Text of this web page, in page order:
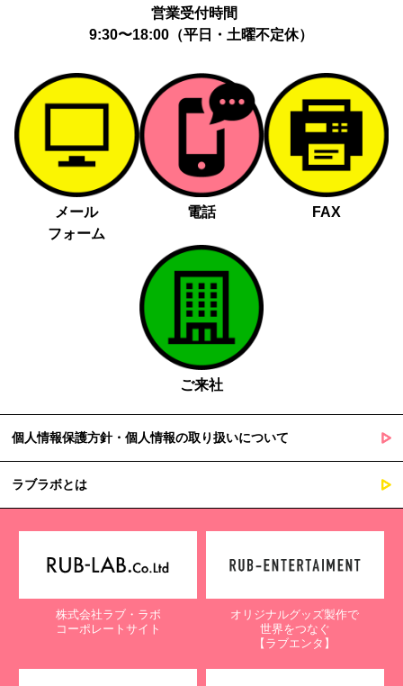
営業受付時間
9:30〜18:00（平日・土曜不定休）
メール
フォーム
電話 FAX
ご来社
個人情報保護方針・個人情報の取り扱いについて
ラブラボとは
株式会社ラブ・ラボ
コーポレートサイト
オリジナルグッズ製作で
世界をつなぐ
【ラブエンタ】